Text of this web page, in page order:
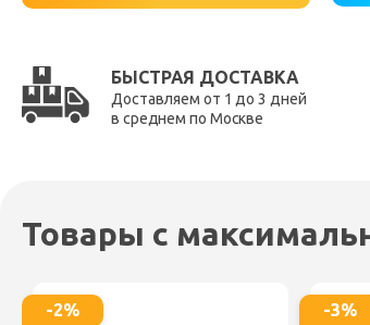
БЫСТРАЯ ДОСТАВКА
Доставляем от 1 до 3 дней
в среднем по Москве
Товары с
-2% -3%